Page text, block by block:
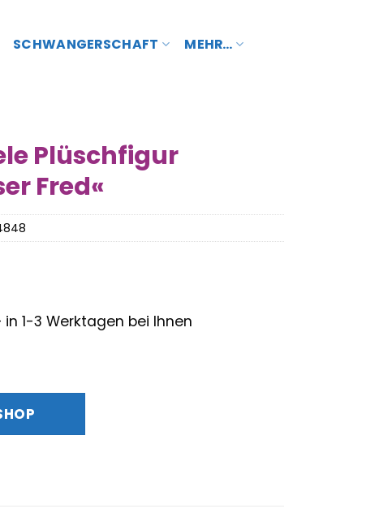
SCHWANGERSCHAFT MEHR…
Plüschfigur
Fred«
€.
1-3 Werktagen bei Ihnen